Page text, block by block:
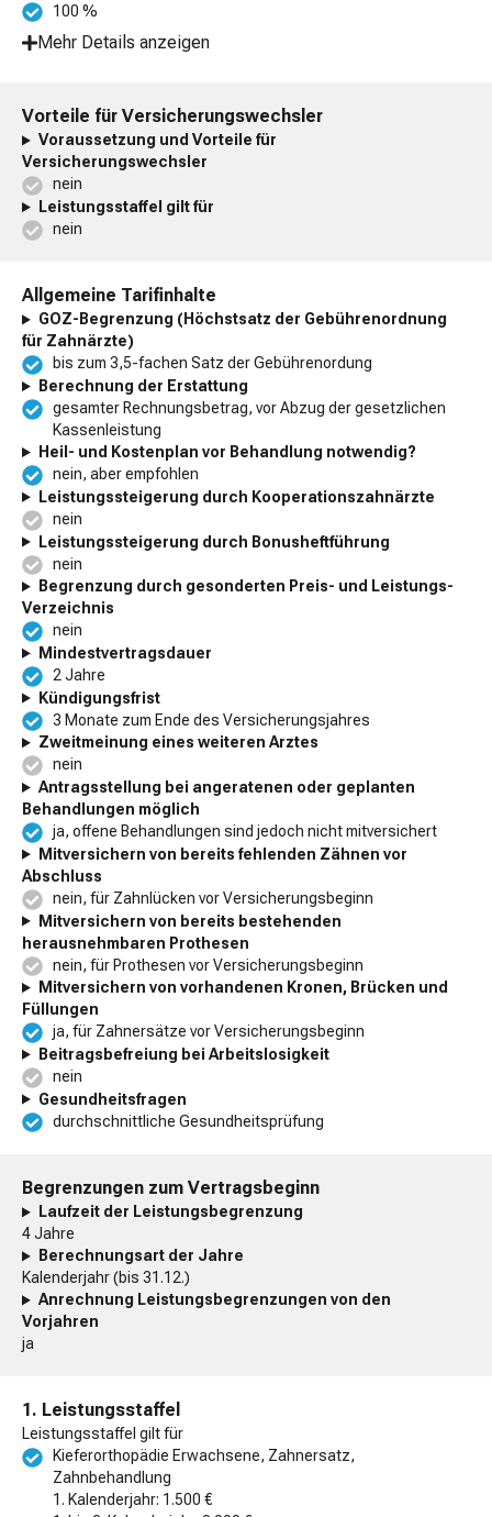
100 %
Mehr Details anzeigen
Vorteile für Versicherungswechsler
Voraussetzung und Vorteile für
Versicherungswechsler
nein
Leistungsstaffel gilt für
nein
Allgemeine Tarifinhalte
GOZ-Begrenzung (Höchstsatz der Gebührenordnung
für Zahnärzte)
bis zum 3,5-fachen Satz der Gebührenordung
Berechnung der Erstattung
gesamter Rechnungsbetrag, vor Abzug der gesetzlichen
Kassenleistung
Heil- und Kostenplan vor Behandlung notwendig?
nein, aber empfohlen
Leistungssteigerung durch Kooperationszahnärzte
nein
Leistungssteigerung durch Bonusheftführung
nein
Begrenzung durch gesonderten Preis- und Leistungs-
Verzeichnis
nein
Mindestvertragsdauer
2 Jahre
Kündigungsfrist
3 Monate zum Ende des Versicherungsjahres
Zweitmeinung eines weiteren Arztes
nein
Antragsstellung bei angeratenen oder geplanten
Behandlungen möglich
ja, offene Behandlungen sind jedoch nicht mitversichert
Mitversichern von bereits fehlenden Zähnen vor
Abschluss
nein, für Zahnlücken vor Versicherungsbeginn
Mitversichern von bereits bestehenden
herausnehmbaren Prothesen
nein, für Prothesen vor Versicherungsbeginn
Mitversichern von vorhandenen Kronen, Brücken und
Füllungen
ja, für Zahnersätze vor Versicherungsbeginn
Beitragsbefreiung bei Arbeitslosigkeit
nein
Gesundheitsfragen
durchschnittliche Gesundheitsprüfung
Begrenzungen zum Vertragsbeginn
Laufzeit der Leistungsbegrenzung
4 Jahre
Berechnungsart der Jahre
Kalenderjahr (bis 31.12.)
Anrechnung Leistungsbegrenzungen von den
Vorjahren
ja
1. Leistungsstaffel
Leistungsstaffel gilt für
Kieferorthopädie Erwachsene, Zahnersatz,
Zahnbehandlung
1. Kalenderjahr: 1.500 €